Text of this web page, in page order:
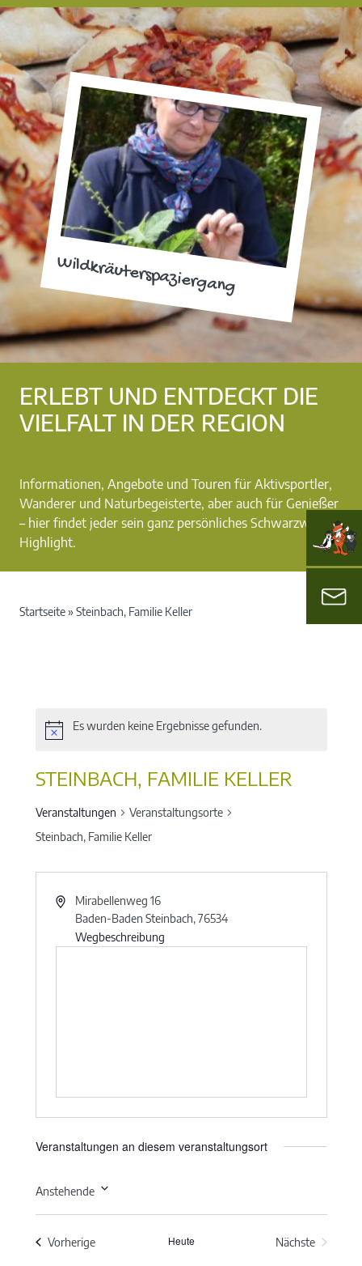
Wildkräuterspaziergang
ERLEBT UND ENTDECKT DIE
VIELFALT IN DER REGION
Informationen, Angebote und Touren für Aktivsportler,
Wanderer und Naturbegeisterte, aber auch für Genießer
– hier findet jeder sein ganz persönliches Schwarzwald-
Highlight.
Startseite» Steinbach, Familie Keller
Es wurden keine Ergebnisse gefunden.
STEINBACH, FAMILIE KELLER
Veranstaltungen
Veranstaltungsorte
Steinbach, Familie Keller
Mirabellenweg 16
Baden-Baden Steinbach,76534
Wegbeschreibung
Veranstaltungen an diesem veranstaltungsort
Anstehende
VorherigeVeranstaltungenHeute
Nächste